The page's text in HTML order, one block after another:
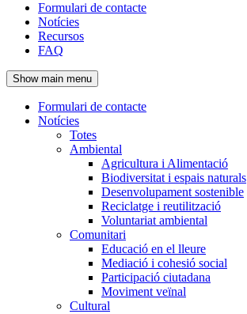
Navegació
principal
de
l'encapçalament
Formulari de contacte
Notícies
Recursos
FAQ
Show main menu
Navegació
principal
Formulari de contacte
Notícies
Totes
Ambiental
Agricultura i Alimentació
Biodiversitat i espais naturals
Desenvolupament sostenible
Reciclatge i reutilització
Voluntariat ambiental
Comunitari
Educació en el lleure
Mediació i cohesió social
Participació ciutadana
Moviment veïnal
Cultural